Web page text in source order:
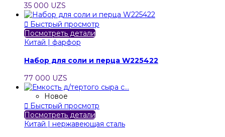
35 000 UZS
 Быстрый просмотр
Посмотреть детали
Китай | фарфор
Набор для соли и перца W225422
77 000 UZS
Новое
 Быстрый просмотр
Посмотреть детали
Китай | нержавеющая сталь